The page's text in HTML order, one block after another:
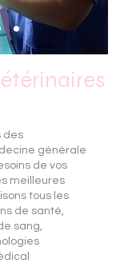
des
générale
de vos
meilleures
tous les
de santé,
sang,